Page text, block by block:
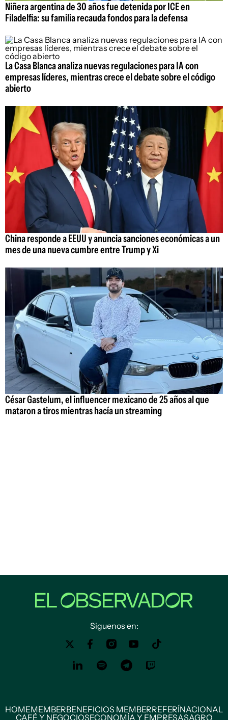
Niñera argentina de 30 años fue detenida por ICE en
Filadelfia: su familia recauda fondos para la defensa
La Casa Blanca analiza nuevas regulaciones para IA con
empresas líderes, mientras crece el debate sobre el código
abierto
China responde a EEUU y anuncia sanciones económicas a un
mes de una nueva cumbre entre Trump y Xi
César Gastelum, el influencer mexicano de 25 años al que
mataron a tiros mientras hacía un streaming
Siguenos en:
HOMEMEMBERBENEFICIOS MEMBERREFERÍNACIONAL
CAFÉ Y NEGOCIOSECONOMÍA Y EMPRESASAGRO